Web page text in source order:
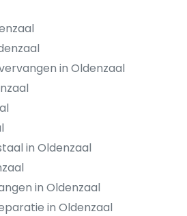
in Oldenzaal
in Oldenzaal
in Oldenzaal
in Oldenzaal